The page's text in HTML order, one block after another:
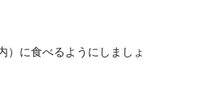
）に食べるようにしましょ